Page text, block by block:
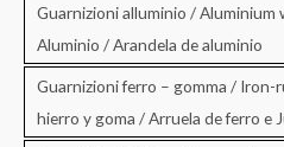
Guarnizioni alluminio / Aluminium
Aluminio / Arandela de aluminio
Guarnizioni ferro – gomma / Iron-
hierro y goma / Arruela de ferro e